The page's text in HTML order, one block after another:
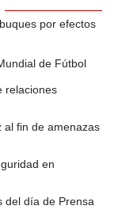
por efectos
de Fútbol
relaciones
al fin de amenazas
en
del día de Prensa